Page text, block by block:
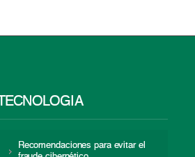
TECNOLOGÍA
Recomendaciones para evitar el